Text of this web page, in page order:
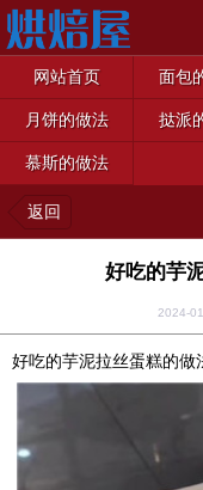
网站首页 面包
月饼的做法 挞派
慕斯的做法
返回
好吃的芋
2024-
好吃的芋泥拉丝蛋糕的做